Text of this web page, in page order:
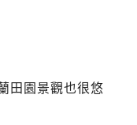
田園景觀也很悠